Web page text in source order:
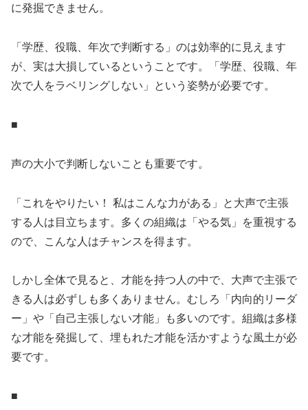
に発掘できません。
「学歴、役職、年次で判断する」のは効率的に見えます
が、実は大損しているということです。「学歴、役職、年
次で人をラベリングしない」という姿勢が必要です。
■
声の大小で判断しないことも重要です。
「これをやりたい！ 私はこんな力がある」と大声で主張
する人は目立ちます。多くの組織は「やる気」を重視する
ので、こんな人はチャンスを得ます。
しかし全体で見ると、才能を持つ人の中で、大声で主張で
きる人は必ずしも多くありません。むしろ「内向的リーダ
ー」や「自己主張しない才能」も多いのです。組織は多様
な才能を発掘して、埋もれた才能を活かすような風土が必
要です。
■